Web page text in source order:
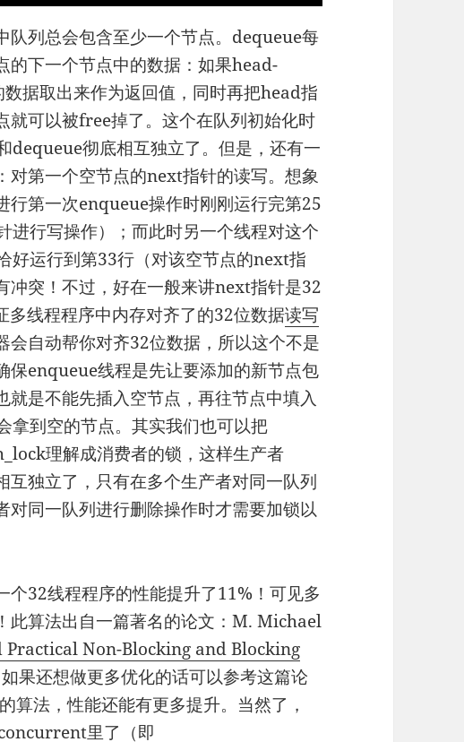
队列总会包含至少一个节点。dequeue每
的下一个节点中的数据：如果head-
据取出来作为返回值，同时再把head指
就可以被free掉了。这个在队列初始化时
dequeue彻底相互独立了。但是，还有一
对第一个空节点的next指针的读写。想象
行第一次enqueue操作时刚刚运行完第25
进行写操作）；而此时另一个线程对这个
好运行到第33行（对该空节点的next指
冲突！不过，好在一般来讲next指针是32
多线程程序中内存对齐了的32位数据读写
会自动帮你对齐32位数据，所以这个不是
保enqueue线程是先让要添加的新节点包
是不能先插入空节点，再往节点中填入
拿到空的节点。其实我们也可以把
理解成消费者的锁，这样生产者
互独立了，只有在多个生产者对同一队列
对同一队列进行删除操作时才需要加锁以
个32线程程序的性能提升了11%！可见多
此算法出自一篇著名的论文：M. Michael
Practical Non-Blocking and Blocking
果还想做更多优化的话可以参考这篇论
法，性能还能有更多提升。当然了，
里了（即